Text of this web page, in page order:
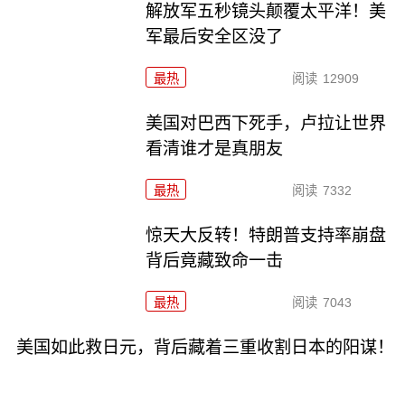
解放军五秒镜头颠覆太平洋！美
军最后安全区没了
最热 阅读 12909
美国对巴西下死手，卢拉让世界
看清谁才是真朋友
最热 阅读 7332
惊天大反转！特朗普支持率崩盘
背后竟藏致命一击
最热 阅读 7043
美国如此救日元，背后藏着三重收割日本的阳谋！